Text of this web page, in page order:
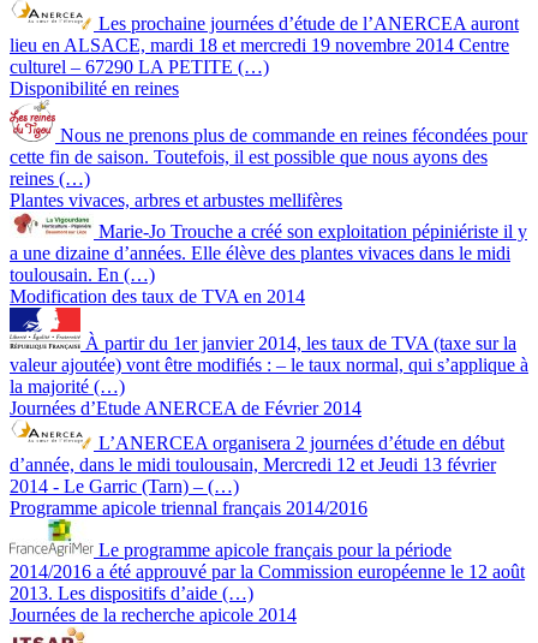
Les prochaine journées d’étude de l’ANERCEA auront
lieu en ALSACE, mardi 18 et mercredi 19 novembre 2014 Centre
culturel – 67290 LA PETITE (…)
Disponibilité en reines
Nous ne prenons plus de commande en reines fécondées pour
cette fin de saison. Toutefois, il est possible que nous ayons des
reines (…)
Plantes vivaces, arbres et arbustes mellifères
Marie-Jo Trouche a créé son exploitation pépiniériste il y
a une dizaine d’années. Elle élève des plantes vivaces dans le midi
toulousain. En (…)
Modification des taux de TVA en 2014
À partir du 1er janvier 2014, les taux de TVA (taxe sur la
valeur ajoutée) vont être modifiés : – le taux normal, qui s’applique à
la majorité (…)
Journées d’Etude ANERCEA de Février 2014
L’ANERCEA organisera 2 journées d’étude en début
d’année, dans le midi toulousain, Mercredi 12 et Jeudi 13 février
2014 - Le Garric (Tarn) – (…)
Programme apicole triennal français 2014/2016
Le programme apicole français pour la période
2014/2016 a été approuvé par la Commission européenne le 12 août
2013. Les dispositifs d’aide (…)
Journées de la recherche apicole 2014